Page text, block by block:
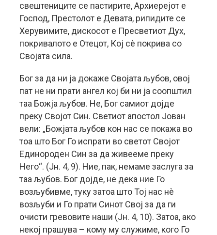
свештениците се пастирите, Архиерејот е
Господ, Престолот е Девата, рипидите се
Херувимите, дискосот е Пресветиот Дух,
покривалото е Отецот, Кој сѐ покрива со
Својата сила.
Бог за да ни ја докаже Својата љубов, овој
пат не ни прати ангел кој би ни ја соопштил
таа Божја љубов. Не, Бог самиот дојде
преку Својот Син. Светиот апостол Јован
вели: „Божјата љубов кон нас се покажа во
тоа што Бог Го испрати во светот Својот
Единороден Син за да живееме преку
Него“. (Јн. 4, 9). Ние, пак, немаме заслуга за
таа љубов. Бог дојде, не дека ние Го
возљубивме, туку затоа што Тој нас нè
возљуби и Го прати Синот Свој за да ги
очисти гревовите наши (Јн. 4, 10). Затоа, ако
некој прашува – кому му служиме, кого Го